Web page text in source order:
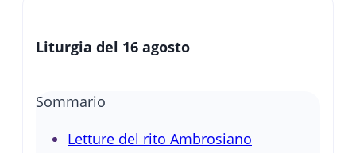
Liturgia del 16 agosto
Sommario
Letture del rito Ambrosiano